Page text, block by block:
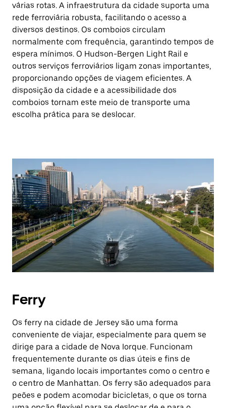
várias rotas. A infraestrutura da cidade suporta uma
rede ferroviária robusta, facilitando o acesso a
diversos destinos. Os comboios circulam
normalmente com frequência, garantindo tempos de
espera mínimos. O Hudson-Bergen Light Rail e
outros serviços ferroviários ligam zonas importantes,
proporcionando opções de viagem eficientes. A
disposição da cidade e a acessibilidade dos
comboios tornam este meio de transporte uma
escolha prática para se deslocar.
Ferry
Os ferry na cidade de Jersey são uma forma
conveniente de viajar, especialmente para quem se
dirige para a cidade de Nova Iorque. Funcionam
frequentemente durante os dias úteis e fins de
semana, ligando locais importantes como o centro e
o centro de Manhattan. Os ferry são adequados para
peões e podem acomodar bicicletas, o que os torna